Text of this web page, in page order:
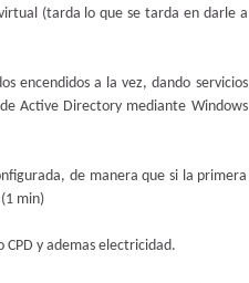
(tarda lo que se tarda en darle a
encendidos a la vez, dando servicios
Active Directory mediante Windows
de manera que si la primera
min)
y ademas electricidad.